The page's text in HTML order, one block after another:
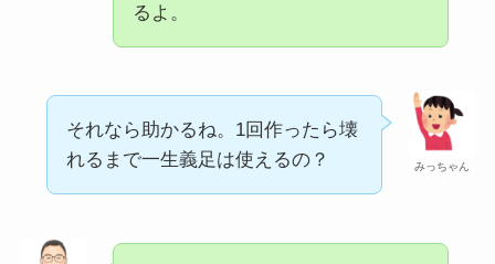
るよ。
みっちゃん
それなら助かるね。1回作ったら壊
れるまで一生義足は使えるの？